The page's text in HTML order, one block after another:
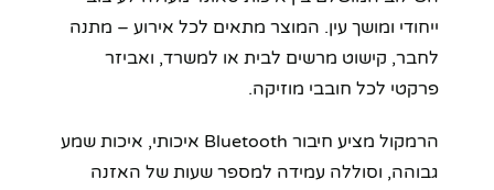
ייחודי ומושך עין. המוצר מתאים לכל אירוע – מתנה
לחבר, קישוט מרשים לבית או למשרד, ואביזר
פרקטי לכל חובבי מוזיקה.
הרמקול מציע חיבור Bluetooth איכותי, איכות שמע
גבוהה, וסוללה עמידה למספר שעות של האזנה